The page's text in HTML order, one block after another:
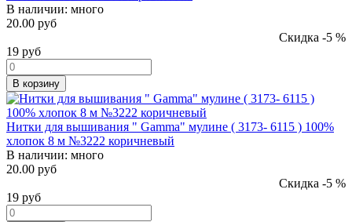
В наличии: много
20.00 руб
Скидка -5 %
19 руб
В корзину
Нитки для вышивания " Gamma" мулине ( 3173- 6115 ) 100%
хлопок 8 м №3222 коричневый
В наличии: много
20.00 руб
Скидка -5 %
19 руб